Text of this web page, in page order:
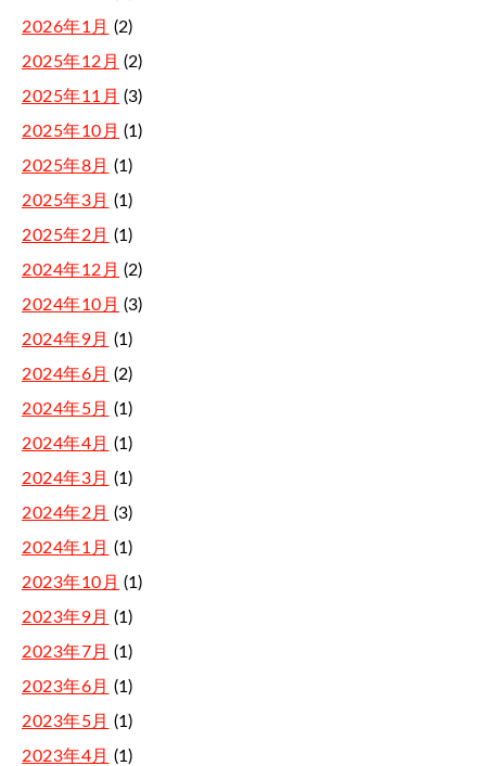
2026年1月 (2)
2025年12月 (2)
2025年11月 (3)
2025年10月 (1)
2025年8月 (1)
2025年3月 (1)
2025年2月 (1)
2024年12月 (2)
2024年10月 (3)
2024年9月 (1)
2024年6月 (2)
2024年5月 (1)
2024年4月 (1)
2024年3月 (1)
2024年2月 (3)
2024年1月 (1)
2023年10月 (1)
2023年9月 (1)
2023年7月 (1)
2023年6月 (1)
2023年5月 (1)
2023年4月 (1)